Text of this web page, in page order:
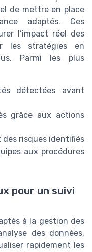
de mettre en place
adaptés. Ces
l’impact réel des
les stratégies en
Parmi les plus
détectées avant
grâce aux actions
risques identifiés
aux procédures
pour un suivi
à la gestion des
des données.
rapidement les